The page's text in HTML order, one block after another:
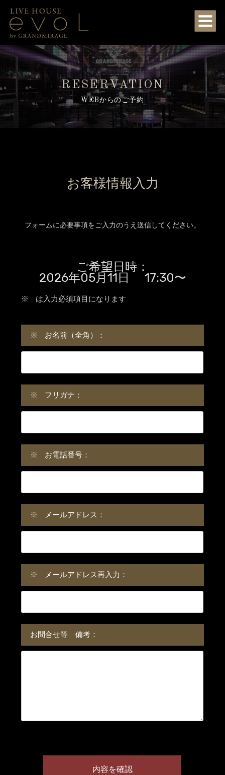
RESERVATION
WEBからのご予約
お客様情報入力
フォームに必要事項をご入力のうえ送信してください。
ご希望日時：
2026年05月11日 17:30〜
※ は入力必須項目になります
※ お名前（全角）：
※ フリガナ：
※ お電話番号：
※ メールアドレス：
※ メールアドレス再入力：
お問合せ等 備考：